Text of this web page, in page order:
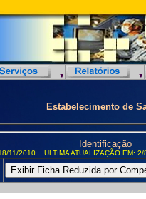
Estabelecimento de
Identificação
11/2010 ULTIMA ATUALIZAÇÃO EM: